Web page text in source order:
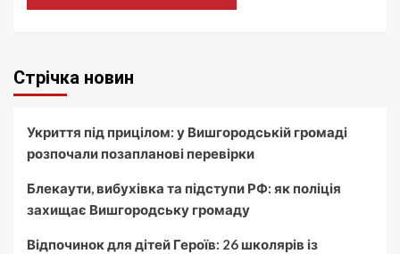
Стрічка новин
Укриття під прицілом: у Вишгородській громаді
розпочали позапланові перевірки
Блекаути, вибухівка та підступи РФ: як поліція
захищає Вишгородську громаду
Відпочинок для дітей Героїв: 26 школярів із